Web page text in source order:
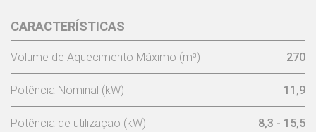
CARACTERÍSTICAS
Volume de Aquecimento Máximo (m³) 270
Potência Nominal (kW) 11,9
Potência de utilização (kW) 8,3 - 15,5